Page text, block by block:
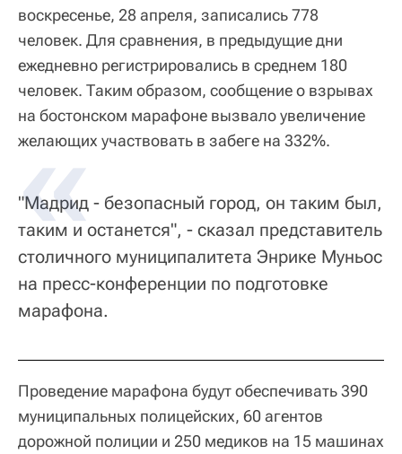
воскресенье, 28 апреля, записались 778
человек. Для сравнения, в предыдущие дни
ежедневно регистрировались в среднем 180
человек. Таким образом, сообщение о взрывах
на бостонском марафоне вызвало увеличение
желающих участвовать в забеге на 332%.
"Мадрид - безопасный город, он таким был,
таким и останется", - сказал представитель
столичного муниципалитета Энрике Муньос
на пресс-конференции по подготовке
марафона.
Проведение марафона будут обеспечивать 390
муниципальных полицейских, 60 агентов
дорожной полиции и 250 медиков на 15 машинах